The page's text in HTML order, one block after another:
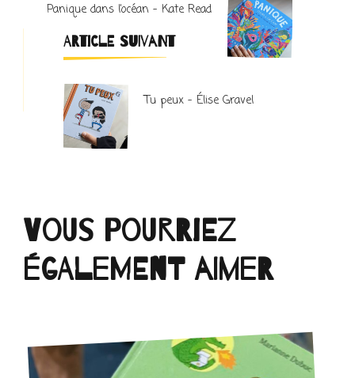
Panique dans l’océan – Kate Read
ARTICLE SUIVANT
Tu peux – Élise Gravel
Vous pourriez
également aimer